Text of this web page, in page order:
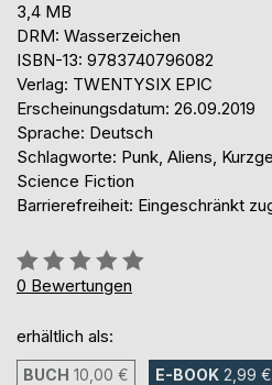
3,4 MB
DRM: Wasserzeichen
ISBN-13: 9783740796082
Verlag: TWENTYSIX EPIC
Erscheinungsdatum: 26.09.2019
Sprache: Deutsch
Schlagworte: Punk, Aliens,
Science Fiction
Barrierefreiheit: Eingeschränkt
Bewertung::
0%
0 Bewertungen
erhältlich als:
BUCH 10,00 € E-BOOK 2,99 €